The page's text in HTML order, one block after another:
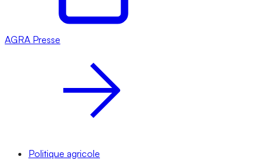
AGRA Presse
Politique agricole